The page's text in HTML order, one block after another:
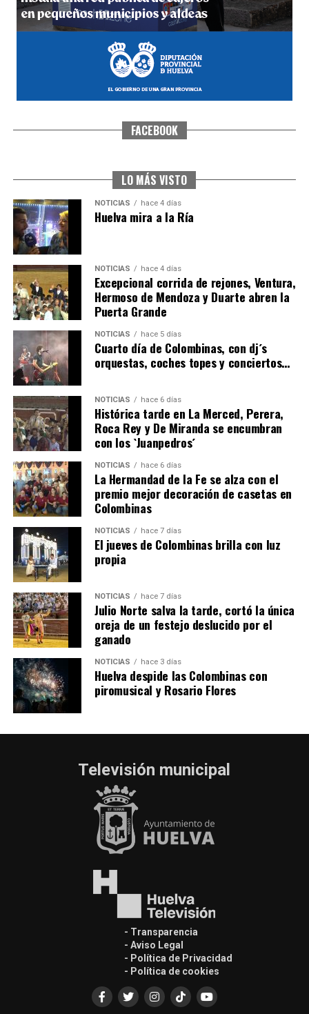
CUARTA CORRIDA DE LAS FIESTAS COLOMBINAS
4º DÍA DE LAS FIESTAS COLOMBINAS 2026
hace 5 días Huelvatv
SEXTA CORRIDA DE LAS FIESTAS COLOMBINAS
2026
hace 3 días· Huelvatv
FACEBOOK
LO MÁS VISTO
NOTICIAS hace 4 días
Huelva mira a la Ría
NOTICIAS hace 4 días
Excepcional corrida de rejones, Ventura,
Hermoso de Mendoza y Duarte abren la
Puerta Grande
NOTICIAS hace 5 días
Cuarto día de Colombinas, con dj´s
orquestas, coches topes y conciertos…
NOTICIAS hace 6 días
Histórica tarde en La Merced, Perera,
Roca Rey y De Miranda se encumbran
con los `Juanpedros´
NOTICIAS hace 6 días
La Hermandad de la Fe se alza con el
premio mejor decoración de casetas en
Colombinas
NOTICIAS hace 7 días
El jueves de Colombinas brilla con luz
propia
NOTICIAS hace 7 días
Julio Norte salva la tarde, cortó la única
oreja de un festejo deslucido por el
ganado
NOTICIAS hace 3 días
Huelva despide las Colombinas con
piromusical y Rosario Flores
Televisión municipal
- Transparencia
- Aviso Legal
- Política de Privacidad
- Política de cookies